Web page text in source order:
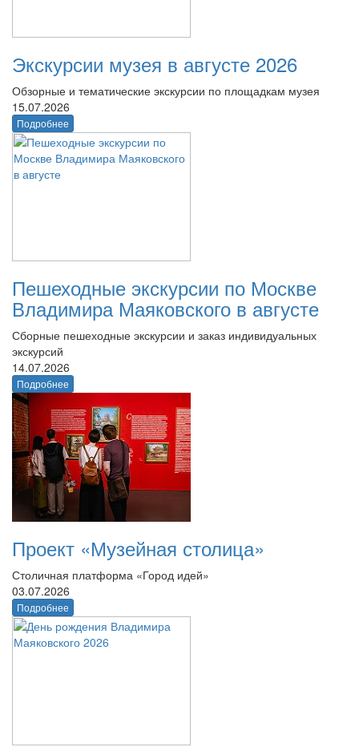
Экскурсии музея в августе 2026
Обзорные и тематические экскурсии по площадкам музея
15.07.2026
Подробнее
Пешеходные экскурсии по Москве
Владимира Маяковского в августе
Сборные пешеходные экскурсии и заказ индивидуальных
экскурсий
14.07.2026
Подробнее
Проект «Музейная столица»
Столичная платформа «Город идей»
03.07.2026
Подробнее